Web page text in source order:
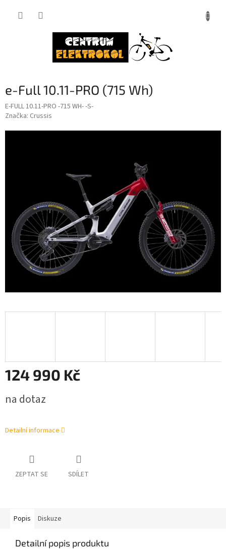
e-Full 10.11-PRO (715 Wh)
E-FULL 10.11-PRO -715 WH- -S-
Značka: Crussis
124 990 Kč
cena:
na dotaz
Detailní informace
ZEPTAT SE SDÍLET
Popis Diskuze
Detailní popis produktu